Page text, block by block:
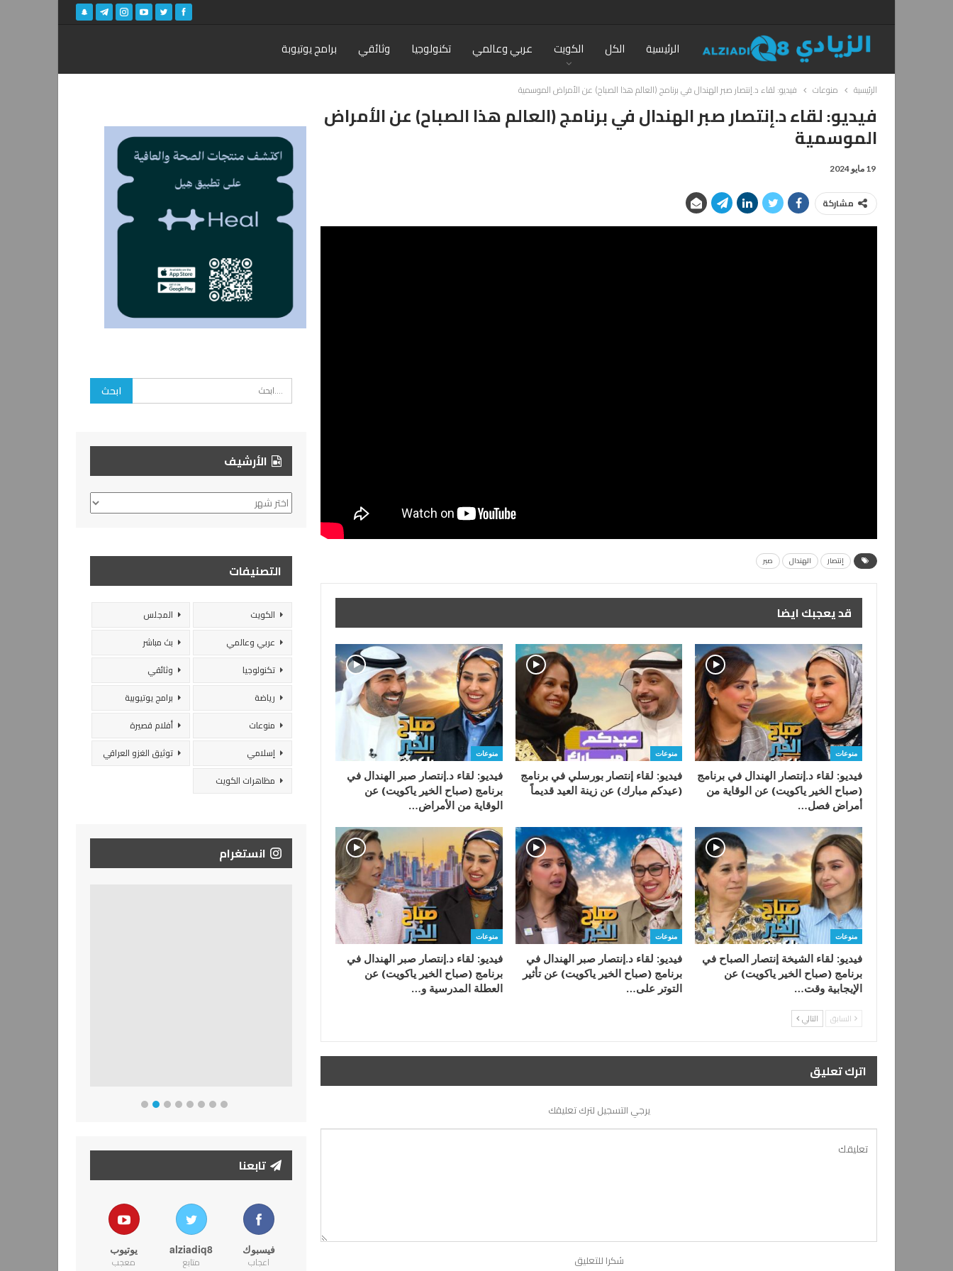
الرئيسية الكل الكويت عربي وعالمي تكنولوجيا وثائقي برامج يوتيوبة
الرئيسية منوعات فيديو: لقاء د.إنتصار صبر الهندال في برنامج (العالم هذا الصباح) عن الأمراض الموسمية
فيديو: لقاء د.إنتصار صبر الهندال في برنامج (العالم هذا الصباح) عن الأمراض
الموسمية
19 مايو 2024
مشاركة
إنتصار الهندال صبر
قد يعجبك ايضا
منوعات
فيديو: لقاء د.إنتصار الهندال في برنامج
(صباح الخير ياكويت) عن الوقاية من
أمراض فصل…
منوعات
فيديو: لقاء إنتصار بورسلي في برنامج
(عيدكم مبارك) عن زينة العيد قديماً
منوعات
فيديو: لقاء د.إنتصار صبر الهندال في
برنامج (صباح الخير ياكويت) عن
الوقاية من الأمراض…
منوعات
فيديو: لقاء الشيخة إنتصار الصباح في
برنامج (صباح الخير ياكويت) عن
الإيجابية وقت…
منوعات
فيديو: لقاء د.إنتصار صبر الهندال في
برنامج (صباح الخير ياكويت) عن تأثير
التوتر على…
منوعات
فيديو: لقاء د.إنتصار صبر الهندال في
برنامج (صباح الخير ياكويت) عن
العطلة المدرسية و…
السابق التالي
اترك تعليق
يرجي التسجيل لترك تعليقك
شكرا للتعليق
الأرشيف
الأرشيف
التصنيفات
الكويت
المجلس
عربي وعالمي
بث مباشر
تكنولوجيا
وثائقي
رياضة
برامج يوتيوبية
منوعات
أفلام قصيرة
إسلامي
توثيق الغزو العراقي
مظاهرات الكويت
انستغرام
تابعنا
فيسبوك
اعجاب
alziadiq8
متابع
يوتيوب
معجب